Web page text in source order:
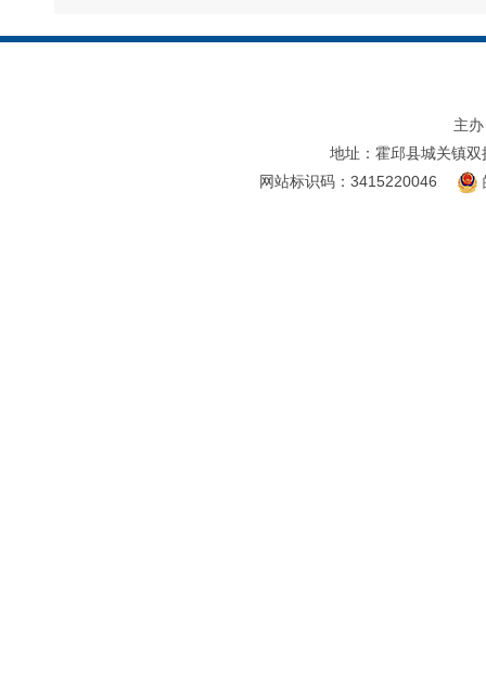
主
地址：霍邱县城关镇双
网站标识码：3415220046